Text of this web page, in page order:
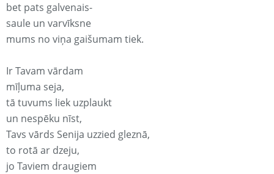
bet pats galvenais-
saule un varvīksne
mums no viņa gaišumam tiek.
Ir Tavam vārdam
mīļuma seja,
tā tuvums liek uzplaukt
un nespēku nīst,
Tavs vārds Senija uzzied gleznā,
to rotā ar dzeju,
jo Taviem draugiem